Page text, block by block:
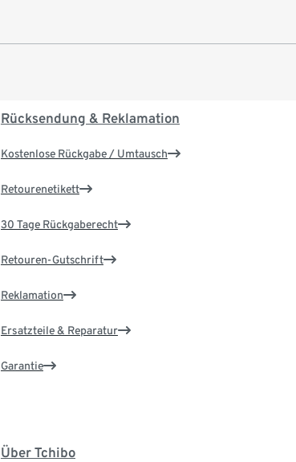
Rücksendung & Reklamation
Kostenlose Rückgabe / Umtausch
Retourenetikett
30 Tage Rückgaberecht
Retouren-Gutschrift
Reklamation
Ersatzteile & Reparatur
Garantie
Über Tchibo